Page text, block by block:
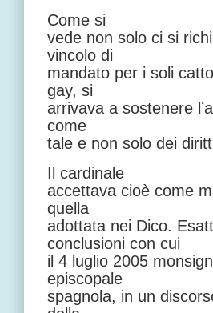
Come si
vede non solo ci si
vincolo di
mandato per i soli
gay, si
arrivava a sostenere
come
tale e non solo dei
Il cardinale
accettava cioè come
quella
adottata nei Dico.
conclusioni con cui
il 4 luglio 2005
episcopale
spagnola, in un